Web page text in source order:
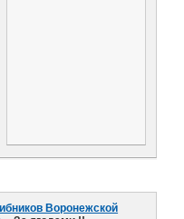
Воронежской